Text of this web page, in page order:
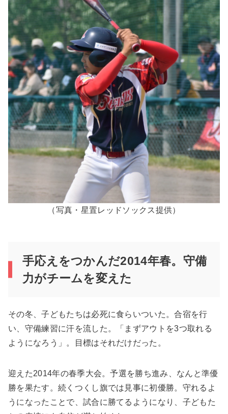
（写真・星置レッドソックス提供）
手応えをつかんだ2014年春。守備
力がチームを変えた
その冬、子どもたちは必死に食らいついた。合宿を行
い、守備練習に汗を流した。「まずアウトを3つ取れる
ようになろう」。目標はそれだけだった。
迎えた2014年の春季大会。予選を勝ち進み、なんと準優
勝を果たす。続くつくし旗では見事に初優勝。守れるよ
うになったことで、試合に勝てるようになり、子どもた